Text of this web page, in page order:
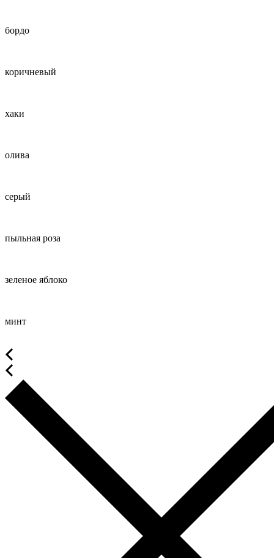
бордо
коричневый
хаки
олива
серый
пыльная роза
зеленое яблоко
минт